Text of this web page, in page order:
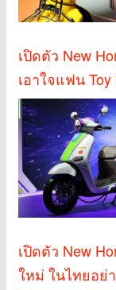
เปิดตัว New
เอาใจแฟน
เปิดตัว New
ใหม่ ในไทยอย่